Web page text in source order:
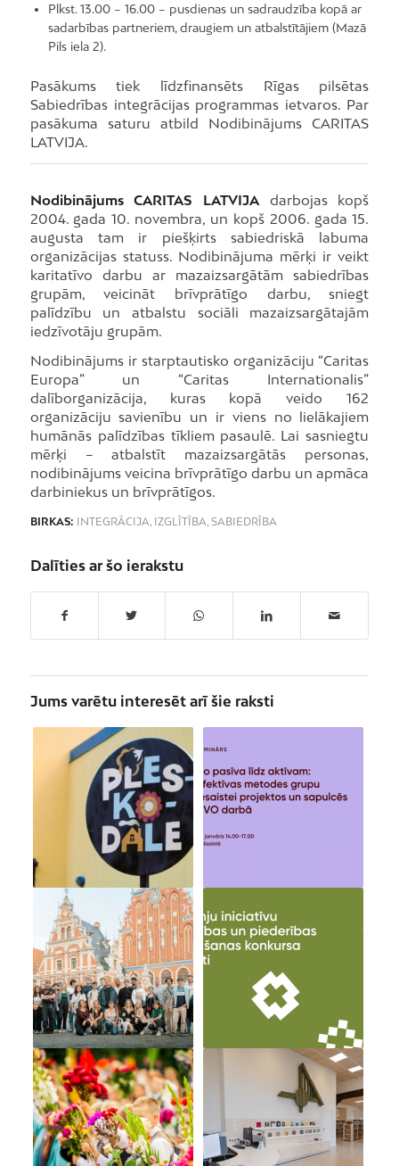
Plkst. 13.00 – 16.00 – pusdienas un sadraudzība kopā ar
sadarbības partneriem, draugiem un atbalstītājiem (Mazā
Pils iela 2).
Pasākums tiek līdzfinansēts Rīgas pilsētas
Sabiedrības integrācijas programmas ietvaros. Par
pasākuma saturu atbild Nodibinājums CARITAS
LATVIJA.
Nodibinājums CARITAS LATVIJA darbojas kopš
2004. gada 10. novembra, un kopš 2006. gada 15.
augusta tam ir piešķirts sabiedriskā labuma
organizācijas statuss. Nodibinājuma mērķi ir veikt
karitatīvo darbu ar mazaizsargātām sabiedrības
grupām, veicināt brīvprātīgo darbu, sniegt
palīdzību un atbalstu sociāli mazaizsargātajām
iedzīvotāju grupām.
Nodibinājums ir starptautisko organizāciju “Caritas
Europa” un “Caritas Internationalis”
dalīborganizācija, kuras kopā veido 162
organizāciju savienību un ir viens no lielākajiem
humānās palīdzības tīkliem pasaulē. Lai sasniegtu
mērķi – atbalstīt mazaizsargātās personas,
nodibinājums veicina brīvprātīgo darbu un apmāca
darbiniekus un brīvprātīgos.
BIRKAS: INTEGRĀCIJA, IZGLĪTĪBA, SABIEDRĪBA
Dalīties ar šo ierakstu
Jums varētu interesēt arī šie raksti